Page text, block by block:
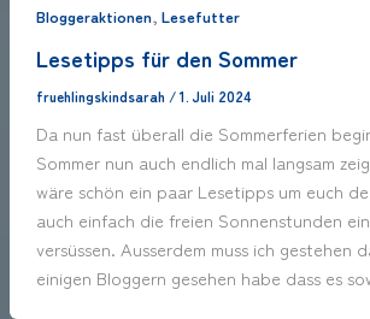
Bloggeraktionen, Lesefutter
Lesetipps für den Sommer
fruehlingskindsarah /1. Juli 2024
Da nun fast überall die Sommerferien
Sommer nun auch endlich mal langsam
wäre schön ein paar Lesetipps um euch
auch einfach die freien Sonnenstunden
versüssen. Ausserdem muss ich gestehen
einigen Bloggern gesehen habe dass es